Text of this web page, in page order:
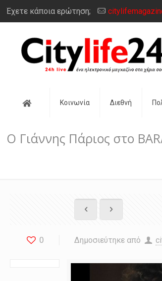
Έχετε κάποια ερώτηση;
Αρχική Κοινωνία Διεθνή
O Γιάννης Πάριος στο
0 Δημοσιεύτηκε από